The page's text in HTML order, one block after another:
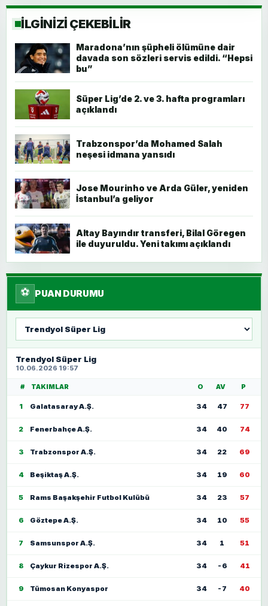
İLGİNİZİ ÇEKEBİLİR
Maradona’nın şüpheli ölümüne dair
davada son sözleri servis edildi. “Hepsi
bu”
Süper Lig’de 2. ve 3. hafta programları
açıklandı
Trabzonspor’da Mohamed Salah
neşesi idmana yansıdı
Jose Mourinho ve Arda Güler, yeniden
İstanbul’a geliyor
Altay Bayındır transferi, Bilal Göregen
ile duyuruldu. Yeni takımı açıklandı
⚽ PUAN DURUMU
seç
Trendyol Süper Lig
10.06.2026 19:57
# TAKIMLAR O AV P
1 Galatasaray A.Ş. 34 47 77
2 Fenerbahçe A.Ş. 34 40 74
3 Trabzonspor A.Ş. 34 22 69
4 Beşiktaş A.Ş. 34 19 60
5 Rams Başakşehir Futbol Kulübü 34 23 57
6 Göztepe A.Ş. 34 10 55
7 Samsunspor A.Ş. 34 1 51
8 Çaykur Rizespor A.Ş. 34 -6 41
9 Tümosan Konyaspor 34 -7 40